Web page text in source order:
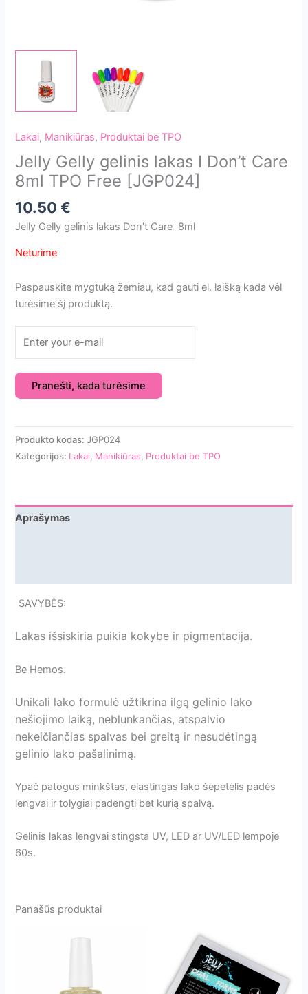
Lakai, Manikiūras, Produktai be TPO
Jelly Gelly gelinis lakas I Don’t Care
8ml TPO Free [JGP024]
10.50€
Jelly Gelly gelinis lakas Don’t Care 8ml
Neturime
Paspauskite mygtuką žemiau, kad gauti el. laišką kada vėl
turėsime šį produktą.
Pranešti, kada turėsime
Produkto kodas:JGP024
Kategorijos: Lakai, Manikiūras, Produktai be TPO
Aprašymas
SAVYBĖS:
Lakas išsiskiria puikia kokybe ir pigmentacija.
Be Hemos.
Unikali lako formulė užtikrina ilgą gelinio lako
nešiojimo laiką, neblunkančias, atspalvio
nekeičiančias spalvas bei greitą ir nesudėtingą
gelinio lako pašalinimą.
Ypač patogus minkštas, elastingas lako šepetėlis padės
lengvai ir tolygiai padengti bet kurią spalvą.
Gelinis lakas lengvai stingsta UV, LED ar UV/LED lempoje
60s.
Panašūs produktai